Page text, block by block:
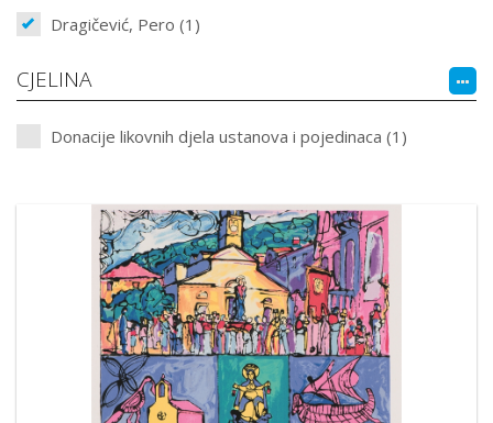
Dragičević, Pero (1)
CJELINA
Donacije likovnih djela ustanova i pojedinaca (1)